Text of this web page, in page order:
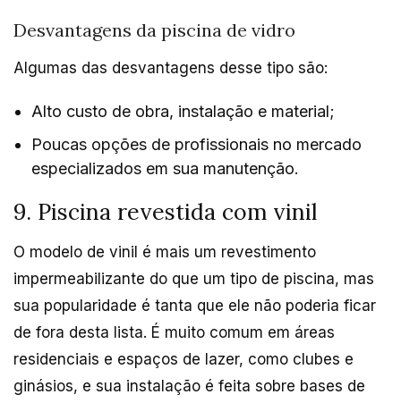
Desvantagens da piscina de vidro
Algumas das desvantagens desse tipo são:
Alto custo de obra, instalação e material;
Poucas opções de profissionais no mercado
especializados em sua manutenção.
9. Piscina revestida com vinil
O modelo de vinil é mais um revestimento
impermeabilizante do que um tipo de piscina, mas
sua popularidade é tanta que ele não poderia ficar
de fora desta lista. É muito comum em áreas
residenciais e espaços de lazer, como clubes e
ginásios, e sua instalação é feita sobre bases de